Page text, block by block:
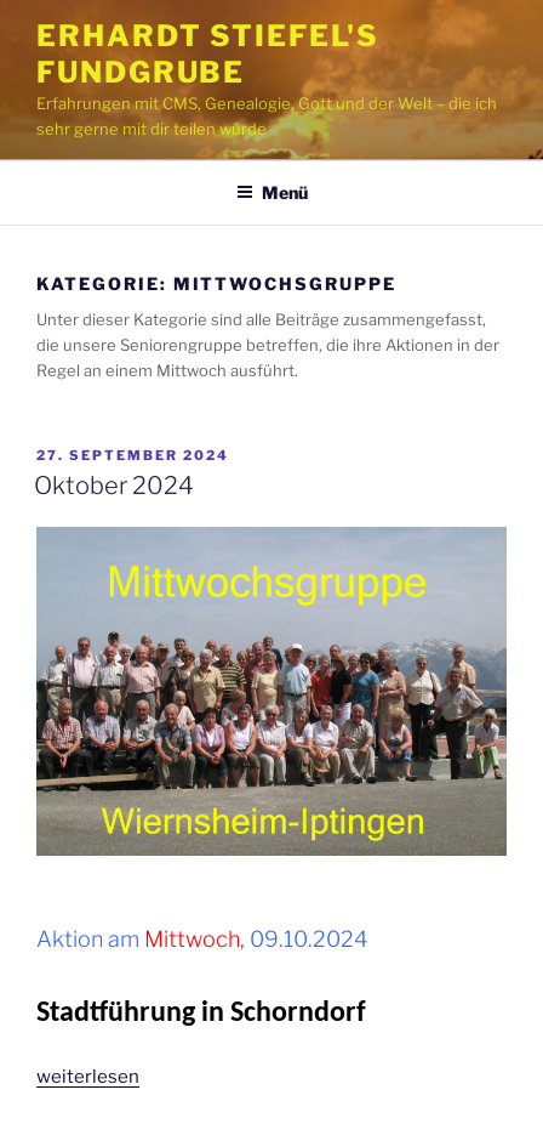
Inhalt
springen
ERHARDT STIEFEL'S
FUNDGRUBE
Erfahrungen mit CMS, Genealogie, Gott und der Welt – die ich
sehr gerne mit dir teilen würde
Menü
KATEGORIE: MITTWOCHSGRUPPE
Unter dieser Kategorie sind alle Beiträge zusammengefasst,
die unsere Seniorengruppe betreffen, die ihre Aktionen in der
Regel an einem Mittwoch ausführt.
VERÖFFENTLICHT
AM
27. SEPTEMBER 2024
Oktober 2024
Aktion am Mittwoch, 09.10.2024
Stadtführung in Schorndorf
„Oktober
weiterlesen